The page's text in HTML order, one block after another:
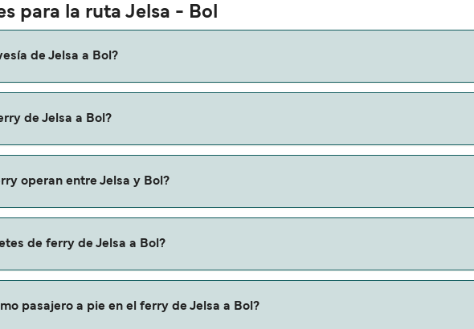
para la ruta Jelsa - Bol
de Jelsa a Bol?
que verifiques online la información más actualizada.
de Jelsa a Bol?
operan entre Jelsa y Bol?
de ferry de Jelsa a Bol?
y descuentos de las compañías navieras.
pasajero a pie en el ferry de Jelsa a Bol?